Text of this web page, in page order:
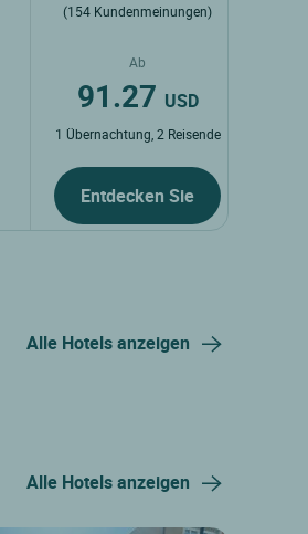
(154 Kundenmeinungen)
Ab
91.27 USD
1 Übernachtung, 2 Reisende
Entdecken Sie
Alle Hotels anzeigen
Alle Hotels anzeigen